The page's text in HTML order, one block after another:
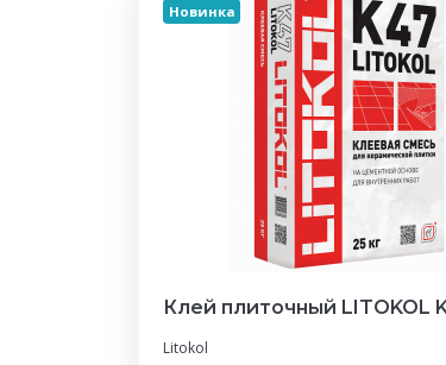
Новинка
Клей плиточный LITOKOL
Litokol